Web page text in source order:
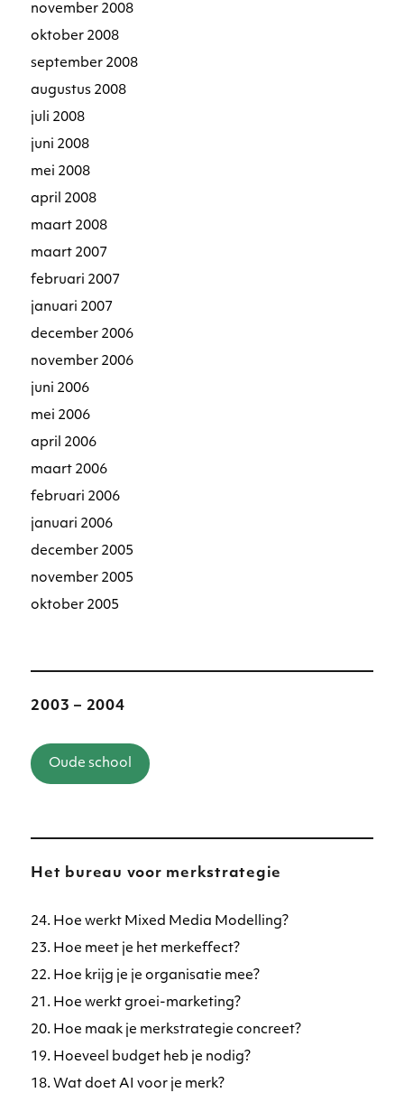
november 2008
oktober 2008
september 2008
augustus 2008
juli 2008
juni 2008
mei 2008
april 2008
maart 2008
maart 2007
februari 2007
januari 2007
december 2006
november 2006
juni 2006
mei 2006
april 2006
maart 2006
februari 2006
januari 2006
december 2005
november 2005
oktober 2005
2003 – 2004
Oude school
Het bureau voor merkstrategie
24. Hoe werkt Mixed Media Modelling?
23. Hoe meet je het merkeffect?
22. Hoe krijg je je organisatie mee?
21. Hoe werkt groei-marketing?
20. Hoe maak je merkstrategie concreet?
19. Hoeveel budget heb je nodig?
18. Wat doet AI voor je merk?